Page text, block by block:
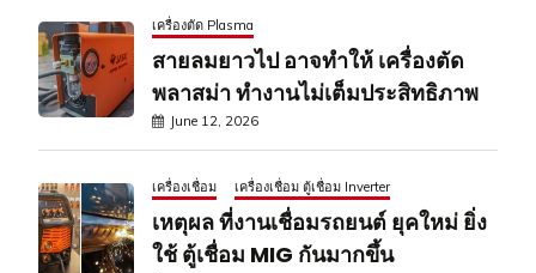
เครื่องตัด Plasma
สายลมยาวไป อาจทำให้ เครื่องตัด
พลาสม่า ทำงานไม่เต็มประสิทธิภาพ
June 12, 2026
เครื่องเชื่อม เครื่องเชื่อม ตู้เชื่อม Inverter
เหตุผล ที่งานเชื่อมรถยนต์ ยุคใหม่ ยิ่ง
ใช้ ตู้เชื่อม MIG กันมากขึ้น